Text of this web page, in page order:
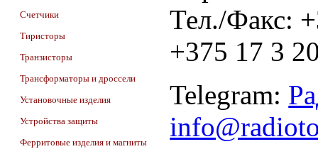
Счетчики
Тиристоры
Транзисторы
Трансформаторы и дроссели
Установочные изделия
Устройства защиты
Ферритовые изделия и магниты
Тел./Факс:
+375 17 3
Telegram: